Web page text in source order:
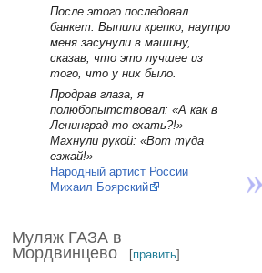
После этого последовал
банкет. Выпили крепко, наутро
меня засунули в машину,
сказав, что это лучшее из
того, что у них было.
Продрав глаза, я
полюбопытствовал: «А как в
Ленинград-то ехать?!»
Махнули рукой: «Вот туда
езжай!»
Народный артист России
Михаил Боярский
Муляж ГАЗА в
Мордвинцево
[править]